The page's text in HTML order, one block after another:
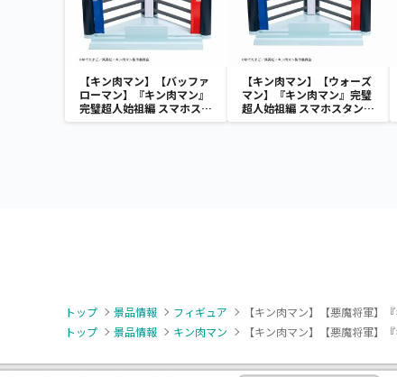
【キン肉マン】【バッファ
ローマン】『キン肉マン』
完璧超人始祖編 スマホスタ
ンド-バッファローマン-
【キン肉マン】【ウォーズ
マン】『キン肉マン』完璧
超人始祖編 スマホスタン
ド-ウォーズマン-
トップ 景品情報 フィギュア
【キン肉マン】【悪魔将軍】
トップ
景品情報 キン肉マン 【キン肉マン】【悪魔将軍】